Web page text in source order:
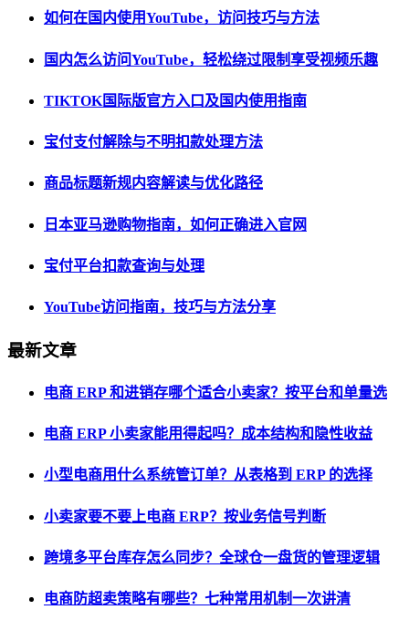
如何在国内使用YouTube，访问技巧与方法
国内怎么访问YouTube，轻松绕过限制享受视频乐趣
TIKTOK国际版官方入口及国内使用指南
宝付支付解除与不明扣款处理方法
商品标题新规内容解读与优化路径
日本亚马逊购物指南，如何正确进入官网
宝付平台扣款查询与处理
YouTube访问指南，技巧与方法分享
最新文章
电商 ERP 和进销存哪个适合小卖家？按平台和单量选
电商 ERP 小卖家能用得起吗？成本结构和隐性收益
小型电商用什么系统管订单？从表格到 ERP 的选择
小卖家要不要上电商 ERP？按业务信号判断
跨境多平台库存怎么同步？全球仓一盘货的管理逻辑
电商防超卖策略有哪些？七种常用机制一次讲清